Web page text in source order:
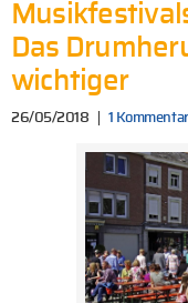
Das
wichtiger
26/05/2018 1